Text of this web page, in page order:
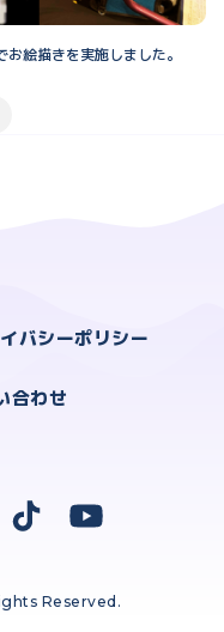
絵描きを実施しました。
バシーポリシー
合わせ
Reserved.